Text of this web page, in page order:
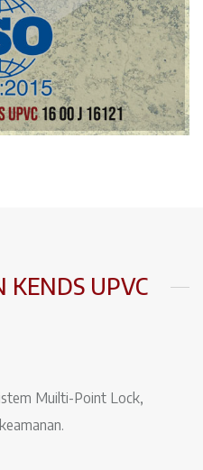
KENDS UPVC
Muilti-Point Lock,